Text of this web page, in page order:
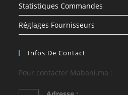
Statistiques Commandes
Réglages Fournisseurs
Infos De Contact
Pour contacter Mabani.ma :